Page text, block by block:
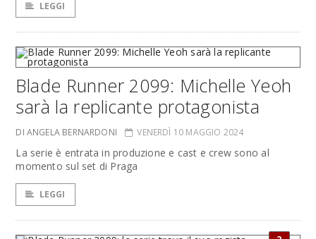
LEGGI
Blade Runner 2099: Michelle Yeoh
sarà la replicante protagonista
DI ANGELA BERNARDONI VENERDÌ 10 MAGGIO 2024
La serie è entrata in produzione e cast e crew sono al
momento sul set di Praga
LEGGI